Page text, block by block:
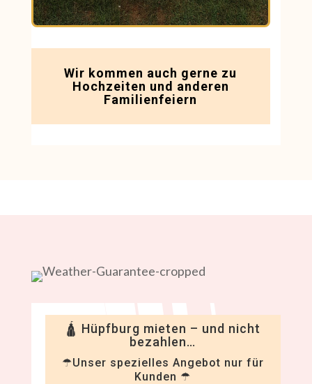
Wir kommen auch gerne zu
Hochzeiten und anderen
Familienfeiern
🛕 Hüpfburg mieten – und nicht
bezahlen…
☂Unser spezielles Angebot nur für
Kunden ☂